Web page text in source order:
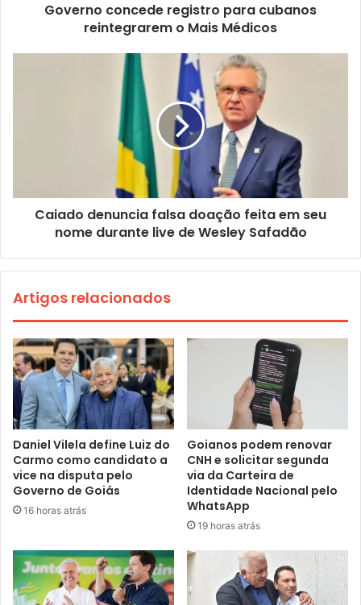
Governo concede registro para cubanos
reintegrarem o Mais Médicos
Caiado denuncia falsa doação feita em seu
nome durante live de Wesley Safadão
Artigos relacionados
Daniel Vilela define Luiz do
Carmo como candidato a
vice na disputa pelo
Governo de Goiás
16 horas atrás
Goianos podem renovar
CNH e solicitar segunda
via da Carteira de
Identidade Nacional pelo
WhatsApp
19 horas atrás